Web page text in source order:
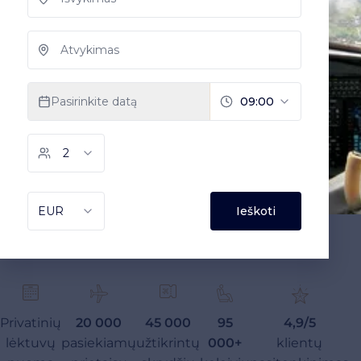
Privatinių
lėktuvų
20 000
pasiekiamų
45 000
užtikrintų
95
000+
4,9/5
klientų